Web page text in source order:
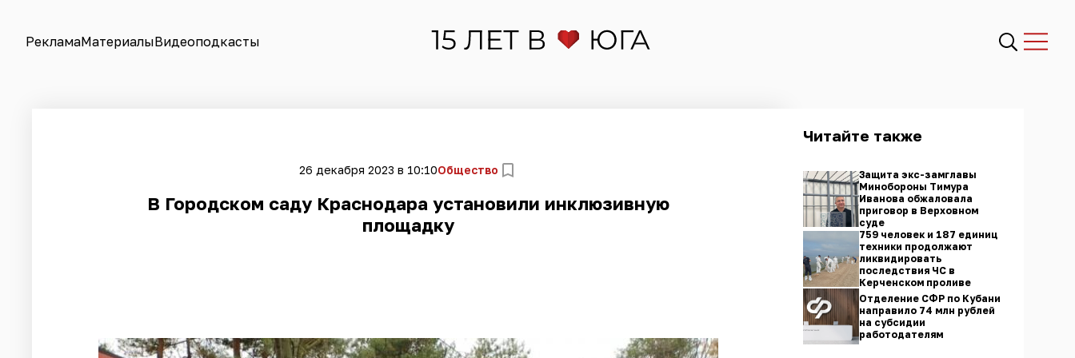
РекламаМатериалыВидеоподкасты
26 декабря 2023 в 10:10Общество
В Городском саду Краснодара установили инклюзивную
площадку
Читайте также
Защита экс-замглавы
Минобороны Тимура
Иванова обжаловала
приговор в Верховном
суде
759 человек и 187 единиц
техники продолжают
ликвидировать
последствия ЧС в
Керченском проливе
Отделение СФР по Кубани
направило 74 млн рублей
на субсидии
работодателям